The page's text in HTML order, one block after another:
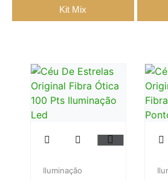
Kit Mix
Iluminação